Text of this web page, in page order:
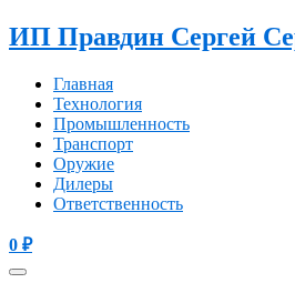
ИП Правдин Сергей
Главная
Технология
Промышленность
Транспорт
Оружие
Дилеры
Ответственность
0 ₽